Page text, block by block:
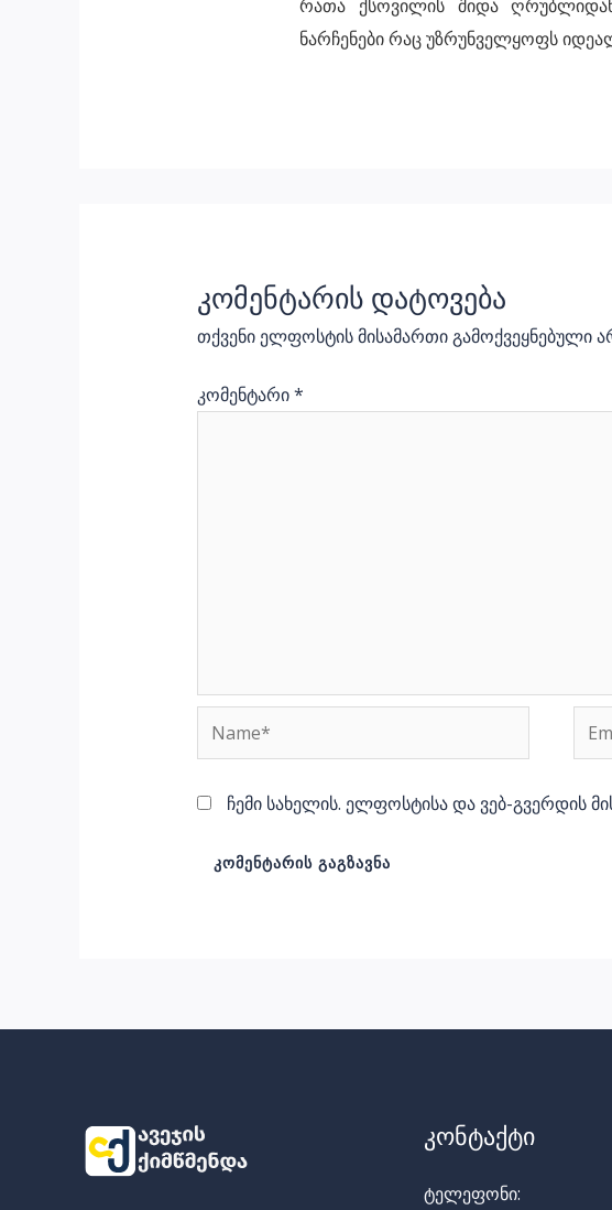
რათა ქსოვილის შიდა
ნარჩენები რაც უზრუნველყოფს
კომენტარის დატოვება
თქვენი ელფოსტის მისამართი გამოქვეყნებული
კომენტარი*
Name*
ჩემი სახელის. ელფოსტისა და ვებ-გვერდის
კონტაქტი
ტელეფონი: